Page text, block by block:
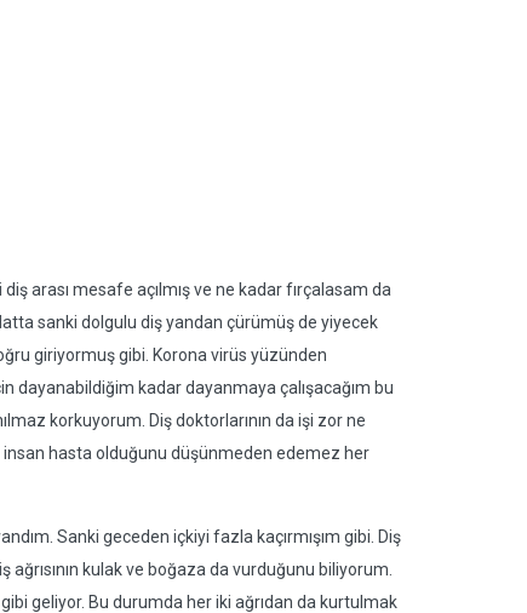
arası mesafe açılmış ve ne kadar fırçalasam da
sanki dolgulu diş yandan çürümüş de yiyecek
giriyormuş gibi. Korona virüs yüzünden
dayanabildiğim kadar dayanmaya çalışacağım bu
korkuyorum. Diş doktorlarının da işi zor ne
hasta olduğunu düşünmeden edemez her
Sanki geceden içkiyi fazla kaçırmışım gibi. Diş
ağrısının kulak ve boğaza da vurduğunu biliyorum.
geliyor. Bu durumda her iki ağrıdan da kurtulmak